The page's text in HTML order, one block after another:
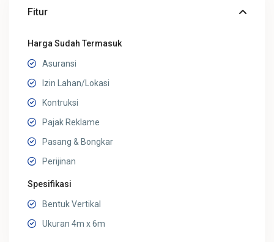
Fitur
Harga Sudah Termasuk
Asuransi
Izin Lahan/Lokasi
Kontruksi
Pajak Reklame
Pasang & Bongkar
Perijinan
Spesifikasi
Bentuk Vertikal
Ukuran 4m x 6m